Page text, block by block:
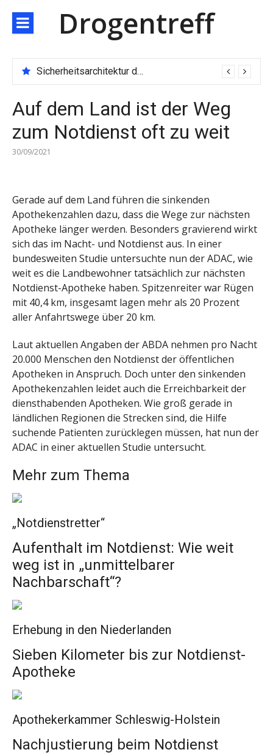
zum
Inhalt
Drogentreff
Sicherheitsarchitektur der nächsten Generation: JARXE kombiniert Multi-Wallet und MPC als Schutzschild für digitales Vertrauen
Auf dem Land ist der Weg
zum Notdienst oft zu weit
30/09/2021
Gerade auf dem Land führen die sinkenden
Apothekenzahlen dazu, dass die Wege zur nächsten
Apotheke länger werden. Besonders gravierend wirkt
sich das im Nacht- und Notdienst aus. In einer
bundesweiten Studie untersuchte nun der ADAC, wie
weit es die Landbewohner tatsächlich zur nächsten
Notdienst-Apotheke haben. Spitzenreiter war Rügen
mit 40,4 km, insgesamt lagen mehr als 20 Prozent
aller Anfahrtswege über 20 km.
Laut aktuellen Angaben der ABDA nehmen pro Nacht
20.000 Menschen den Notdienst der öffentlichen
Apotheken in Anspruch. Doch unter den sinkenden
Apothekenzahlen leidet auch die Erreichbarkeit der
diensthabenden Apotheken. Wie groß gerade in
ländlichen Regionen die Strecken sind, die Hilfe
suchende Patienten zurücklegen müssen, hat nun der
ADAC in einer aktuellen Studie untersucht.
Mehr zum Thema
„Notdienstretter“
Aufenthalt im Notdienst: Wie weit
weg ist in „unmittelbarer
Nachbarschaft“?
Erhebung in den Niederlanden
Sieben Kilometer bis zur Notdienst-
Apotheke
Apothekerkammer Schleswig-Holstein
Nachjustierung beim Notdienst